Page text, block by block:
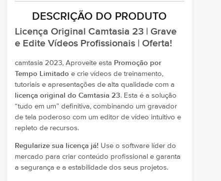
DESCRIÇÃO DO PRODUTO
Licença Original Camtasia 23 | Grave
e Edite Vídeos Profissionais | Oferta!
camtasia 2023, Aproveite esta Promoção por
Tempo Limitado e crie vídeos de treinamento,
tutoriais e apresentações de alta qualidade com a
licença original do Camtasia 23. Esta é a solução
“tudo em um” definitiva, combinando um gravador
de tela poderoso com um editor de vídeo intuitivo e
repleto de recursos.
Regularize sua licença já! Use o software líder do
mercado para criar conteúdo profissional e garanta
a segurança e a estabilidade dos seus projetos.